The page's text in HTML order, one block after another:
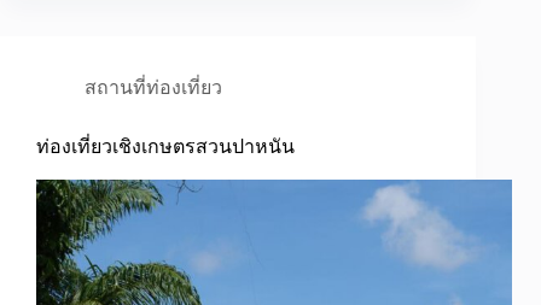
สถานที่ท่องเที่ยว
ท่องเที่ยวเชิงเกษตรสวนปาหนัน